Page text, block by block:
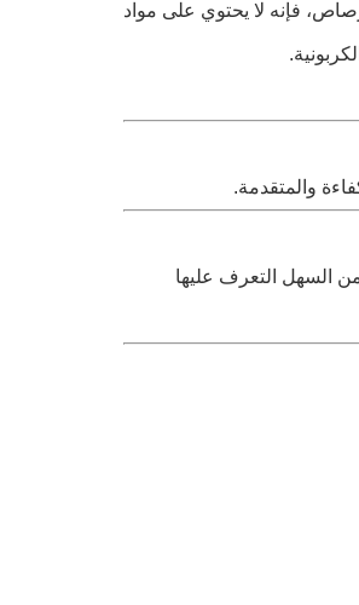
فإنه لا يحتوي على مواد
والمتقدمة.
السهل التعرف عليها